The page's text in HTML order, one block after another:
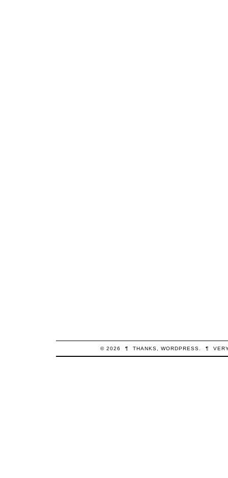
© 2026 ¶ THANKS, WORDPRESS. ¶